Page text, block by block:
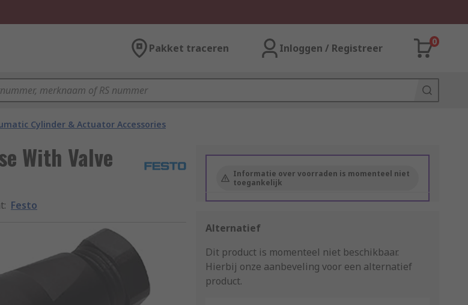
Pakket traceren Inloggen / Registreer
0
Cylinder & Actuator Accessories
With Valve
: Festo
Informatie over voorraden is momenteel niet
toegankelijk
Alternatief
Dit product is momenteel niet beschikbaar.
Hierbij onze aanbeveling voor een alternatief
product.